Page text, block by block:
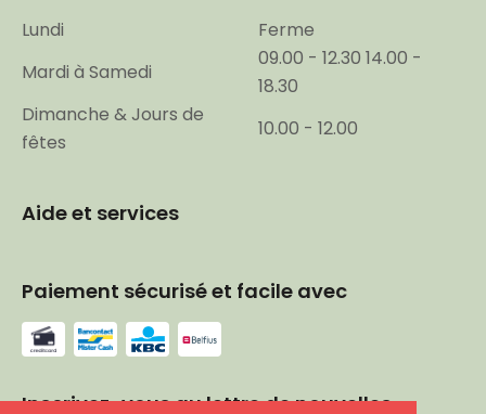
Lundi
Ferme
Mardi à Samedi
09.00 - 12.30 14.00 -
18.30
Dimanche & Jours de
fêtes
10.00 - 12.00
Aide et services
Paiement sécurisé et facile avec
Inscrivez-vous au lettre de nouvelles